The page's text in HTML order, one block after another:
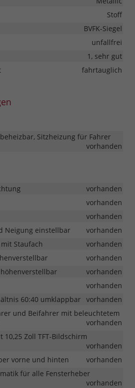
Stoff
BVFK-Siegel
unfallfrei
1, sehr gut
fahrtauglich
Sitzheizung für Fahrer
vorhanden
vorhanden
vorhanden
vorhanden
Neigung einstellbar
vorhanden
Staufach
vorhanden
vorhanden
vorhanden
vorhanden
60:40 umklappbar vorhanden
und Beifahrer mit beleuchtetem
vorhanden
Zoll TFT-Bildschirm
vorhanden
vorne und hinten
vorhanden
für alle Fensterheber
vorhanden